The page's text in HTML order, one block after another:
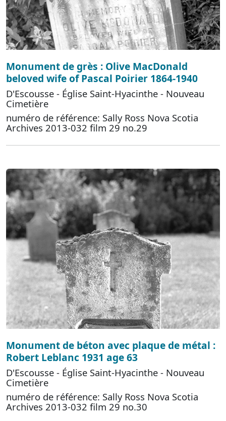
Monument de grès : Olive MacDonald
beloved wife of Pascal Poirier 1864-1940
D'Escousse - Église Saint-Hyacinthe - Nouveau
Cimetière
numéro de référence: Sally Ross Nova Scotia
Archives 2013-032 film 29 no.29
Monument de béton avec plaque de métal :
Robert Leblanc 1931 age 63
D'Escousse - Église Saint-Hyacinthe - Nouveau
Cimetière
numéro de référence: Sally Ross Nova Scotia
Archives 2013-032 film 29 no.30